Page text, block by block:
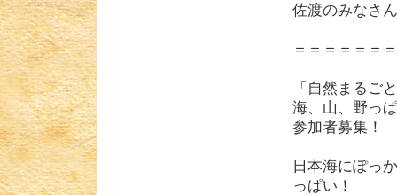
佐渡のみなさ
＝＝＝＝＝＝
「自然まるご
海、山、野っ
参加者募集！
日本海にぽっ
っぱい！